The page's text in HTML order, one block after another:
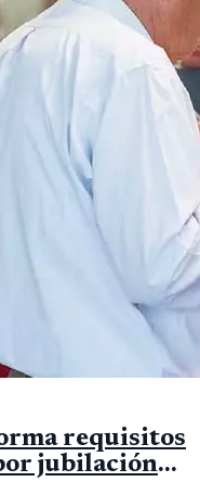
requisitos
jubilación